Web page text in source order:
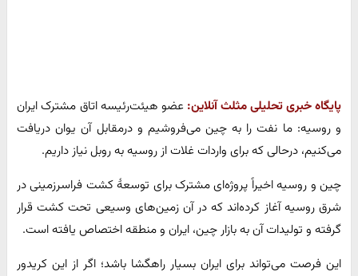
پایگاه خبری تحلیلی مثلث آنلاین:
عضو هیئت‌‎رئیسه اتاق مشترک ایران
و روسیه: ما نفت را به چین می‌فروشیم و درمقابل آن یوان دریافت
می‌کنیم، درحالی که برای واردات غلات از روسیه به روبل نیاز داریم.
چین و روسیه اخیراً پروژه‌ای مشترک برای توسعۀ کشت فراسرزمینی در
شرق روسیه آغاز کرده‌اند که در آن زمین‌های وسیعی تحت کشت قرار
گرفته و تولیدات آن به بازار چین، ایران و منطقه اختصاص یافته است.
این فرصت می‌تواند برای ایران بسیار راهگشا باشد؛ اگر از این کریدور